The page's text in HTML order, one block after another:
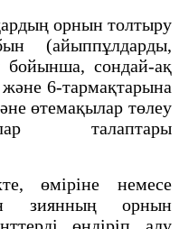
орнын толтыру
(айыппұлдарды,
бойынша, сондай-ақ
6-тармақтарына
өтемақылар төлеу
талаптары
өмiріне немесе
зиянның орнын